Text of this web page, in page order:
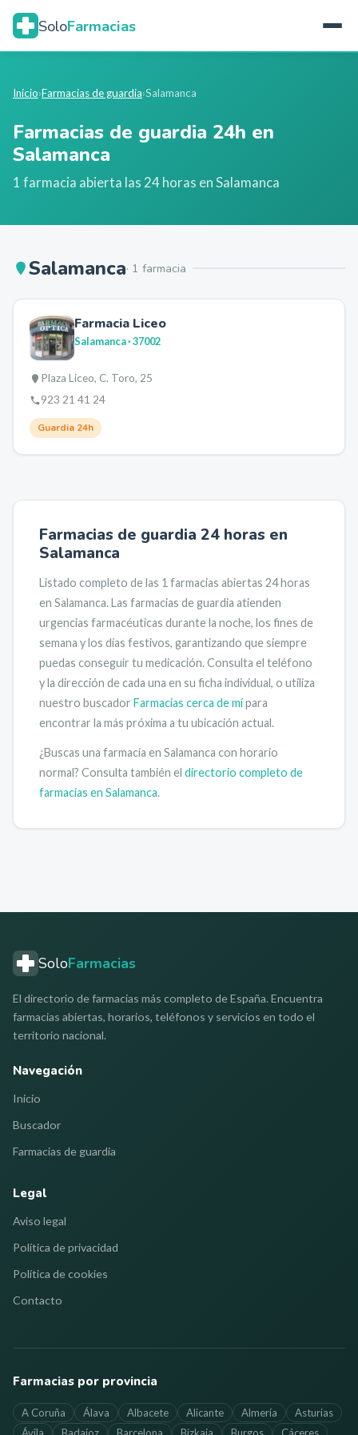
SoloFarmacias
Inicio›Farmacias de guardia›Salamanca
Farmacias de guardia 24h en
Salamanca
1 farmacia abierta las 24 horas enSalamanca
Salamanca· 1 farmacia
Farmacia Liceo
Salamanca· 37002
Plaza Liceo, C. Toro, 25
923 21 41 24
Guardia 24h
Farmacias de guardia 24 horas en
Salamanca
Listado completo de las 1 farmacias abiertas 24 horas
en Salamanca. Las farmacias de guardia atienden
urgencias farmacéuticas durante la noche, los fines de
semana y los días festivos, garantizando que siempre
puedas conseguir tu medicación.Consulta el teléfono
y la dirección de cada una en su ficha individual, o utiliza
nuestro buscador Farmacias cerca de mípara
encontrar la más próxima a tu ubicación actual.
¿Buscas una farmacia en Salamanca con horario
normal? Consulta también el directorio completo de
farmacias en Salamanca.
SoloFarmacias
El directorio de farmacias más completo de España. Encuentra
farmacias abiertas, horarios, teléfonos y servicios en todo el
territorio nacional.
Navegación
Inicio
Buscador
Farmacias de guardia
Legal
Aviso legal
Política de privacidad
Política de cookies
Contacto
Farmacias por provincia
A Coruña Álava Albacete Alicante Almería
Asturias